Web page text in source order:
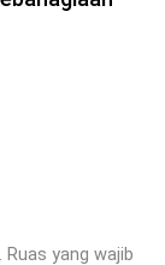
Ruas yang wajib